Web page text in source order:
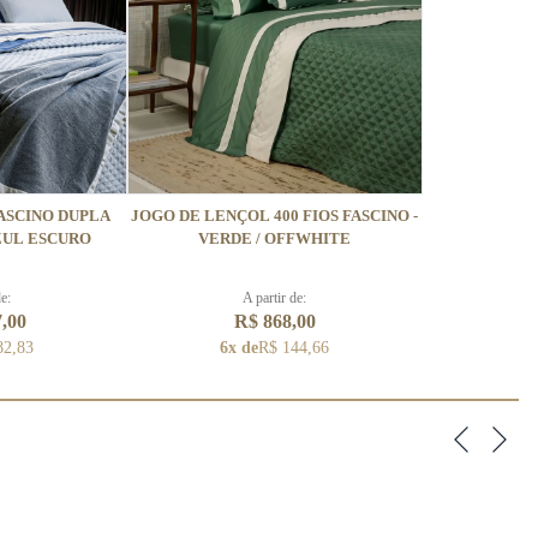
DUPLA
ESCURO
JOGO DE LENÇOL 400 FIOS FASCINO -
VERDE / OFFWHITE
A partir de:
R$ 868,00
6x deR$ 144,66